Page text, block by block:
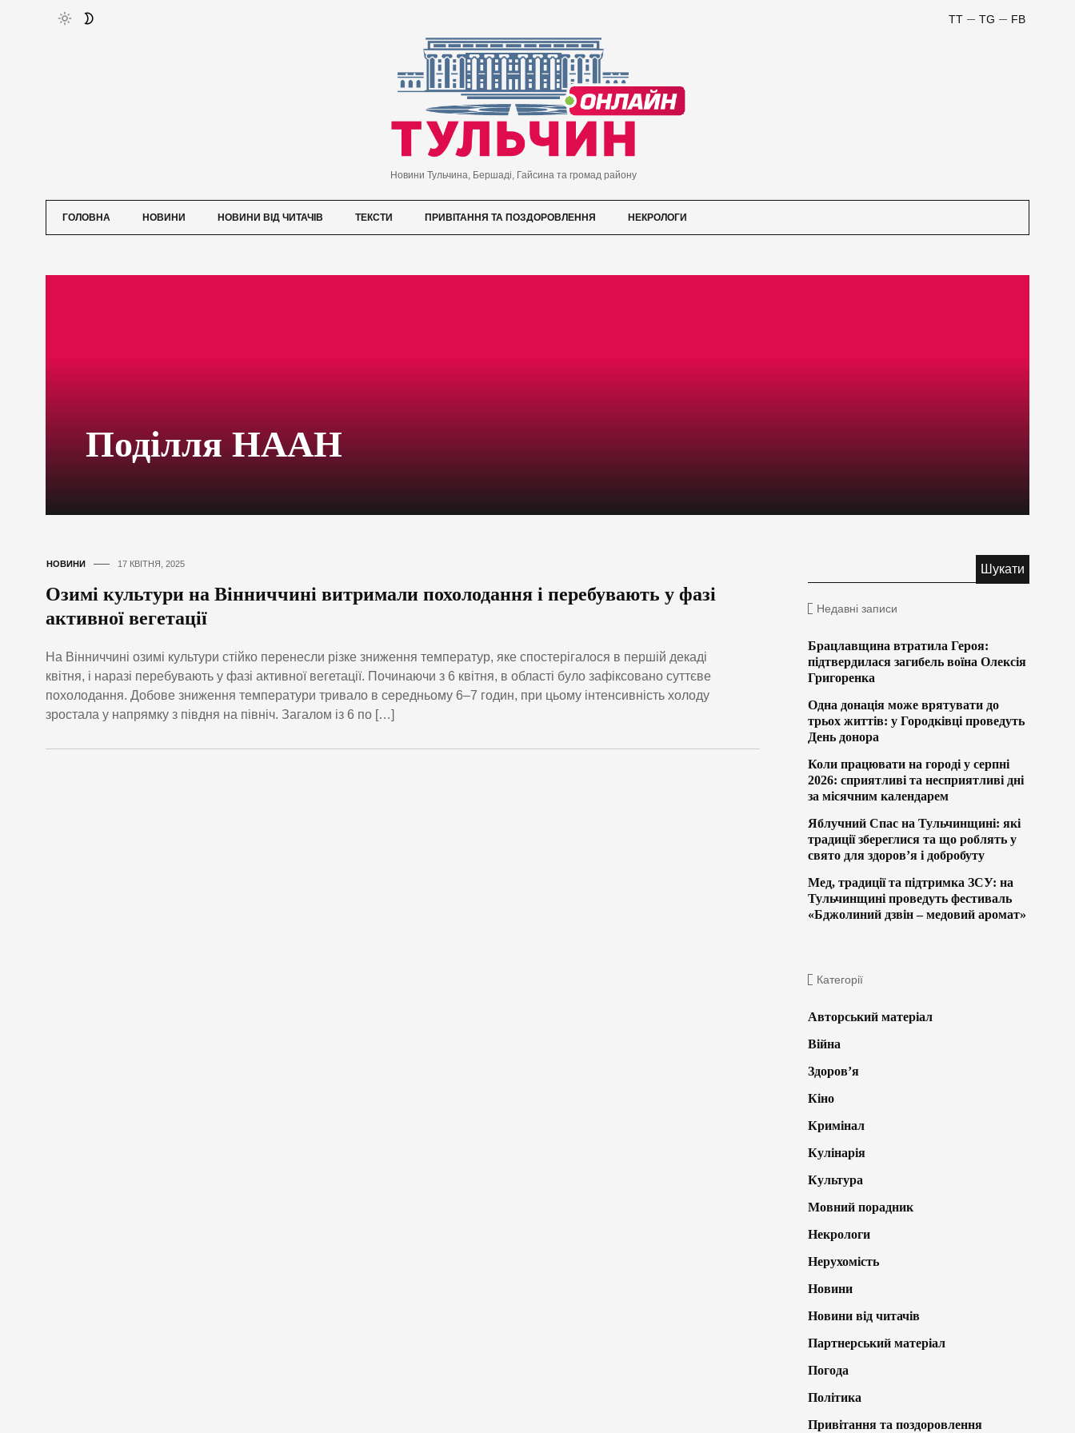
FB
TG
TT
Новини Тульчина, Бершаді, Гайсина та громад району
ГОЛОВНА НОВИНИ НОВИНИ ВІД ЧИТАЧІВ ТЕКСТИ ПРИВІТАННЯ ТА ПОЗДОРОВЛЕННЯ НЕКРОЛОГИ
Поділля НААН
НОВИНИ 17 КВІТНЯ, 2025
Озимі культури на Вінниччині витримали похолодання і перебувають у фазі
активної вегетації
На Вінниччині озимі культури стійко перенесли різке зниження температур, яке спостерігалося в першій декаді
квітня, і наразі перебувають у фазі активної вегетації. Починаючи з 6 квітня, в області було зафіксовано суттєве
похолодання. Добове зниження температури тривало в середньому 6–7 годин, при цьому інтенсивність холоду
зростала у напрямку з півдня на північ. Загалом із 6 по […]
Недавні записи
Брацлавщина втратила Героя:
підтвердилася загибель воїна Олексія
Григоренка
Одна донація може врятувати до
трьох життів: у Городківці проведуть
День донора
Коли працювати на городі у серпні
2026: сприятливі та несприятливі дні
за місячним календарем
Яблучний Спас на Тульчинщині: які
традиції збереглися та що роблять у
свято для здоров’я і добробуту
Мед, традиції та підтримка ЗСУ: на
Тульчинщині проведуть фестиваль
«Бджолиний дзвін – медовий аромат»
Категорії
Авторський матеріал
Війна
Здоров’я
Кіно
Кримінал
Кулінарія
Культура
Мовний порадник
Некрологи
Нерухомість
Новини
Новини від читачів
Партнерський матеріал
Погода
Політика
Привітання та поздоровлення